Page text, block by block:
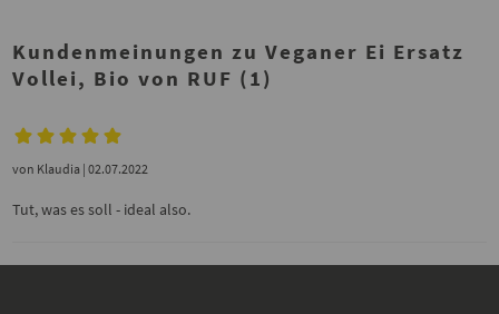
Kundenmeinungen zu Veganer Ei Ersatz
Vollei, Bio von RUF (1)
von Klaudia | 02.07.2022
Tut, was es soll - ideal also.